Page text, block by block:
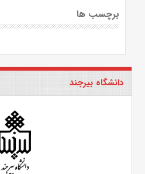
برچسب ها
دانشگاه بیرجند